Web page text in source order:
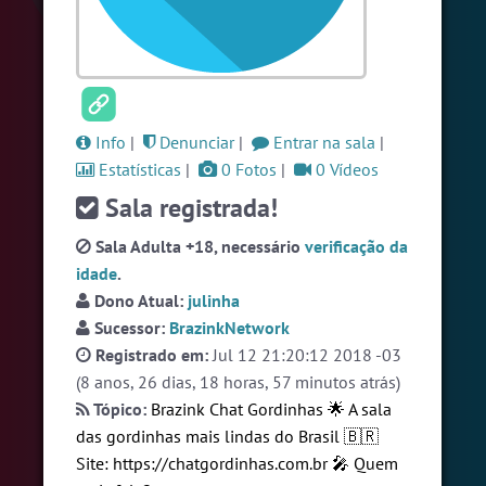
#Brazink
5 pessoas
#Zoom
5 pessoas
#RadioModao
Ver todas as salas
🎁 Promoção 🛍 Crie seu Chat e Rádio 📻
com Site e Chat Bot 🤖 de Pedidos.
English Português Español © 2018 Brazink
Info | Denunciar| Entrar na sala |
Estatísticas | 0 Fotos | 0 Vídeos
Sala registrada!
Sala Adulta +18, necessário verificação da
idade.
Dono Atual: julinha
Sucessor: BrazinkNetwork
Registrado em:Jul 12 21:20:12 2018 -03
(8 anos, 26 dias, 18 horas, 57 minutos atrás)
Tópico: Brazink Chat Gordinhas 🌟 A sala
das gordinhas mais lindas do Brasil 🇧🇷
Site: https://chatgordinhas.com.br🎤 Quem